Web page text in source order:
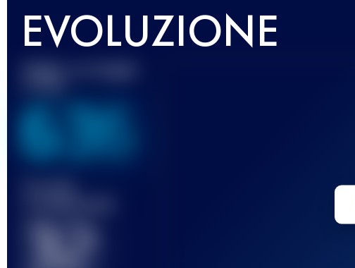
EVOLUZIONE
Miglior punteggio
636
Gara(e)
32